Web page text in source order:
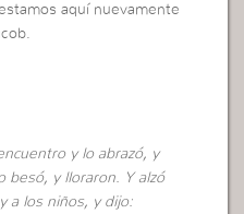
aquí nuevamente
y lo abrazó, y
besó, y lloraron. Y alzó
a los niños, y dijo: